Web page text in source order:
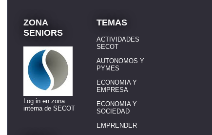
ZONA
SENIORS
Log in en zona
interna de SECOT
TEMAS
ACTIVIDADES
SECOT
AUTONOMOS Y
PYMES
ECONOMIA Y
EMPRESA
ECONOMIA Y
SOCIEDAD
EMPRENDER